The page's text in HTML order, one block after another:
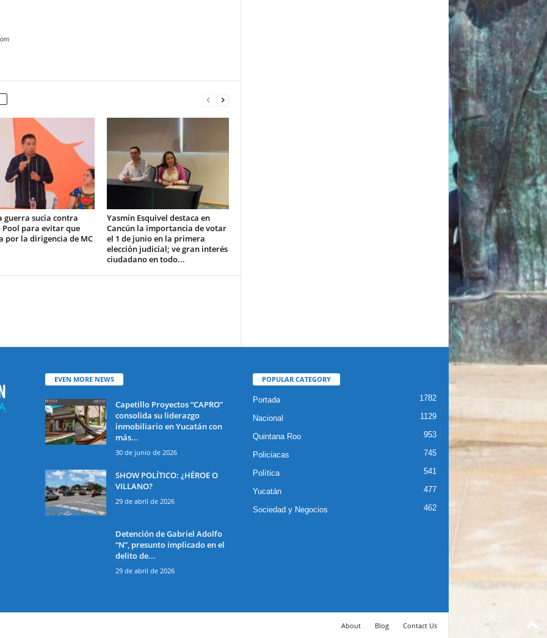
guerra sucia contra
Pool para evitar que
por la dirigencia de MC
Yasmín Esquivel destaca en
Cancún la importancia de votar
el 1 de junio en la primera
elección judicial; ve gran interés
ciudadano en todo...
EVEN MORE NEWS
Capetillo Proyectos “CAPRO”
consolida su liderazgo
inmobiliario en Yucatán con
más...
30 de junio de 2026
SHOW POLÍTICO: ¿HÉROE O
VILLANO?
29 de abril de 2026
Detención de Gabriel Adolfo
“N”, presunto implicado en el
delito de...
29 de abril de 2026
POPULAR CATEGORY
Portada 1782
Nacional 1129
Quintana Roo 953
Policiacas 745
Política 541
Yucatán 477
Sociedad y Negocios 462
About Blog Contact Us